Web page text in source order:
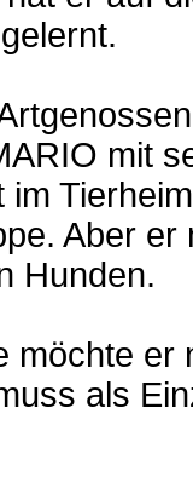
mit
Aber er
Hunden.
möchte er
als